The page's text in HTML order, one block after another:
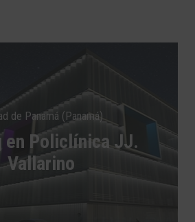
de Panamá (Panamá)
en Policlínica JJ.
Vallarino